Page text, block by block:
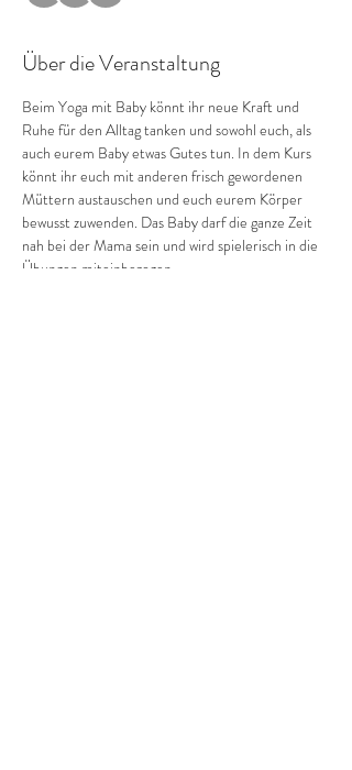
Über die Veranstaltung
Beim Yoga mit Baby könnt ihr neue Kraft und
Ruhe für den Alltag tanken und sowohl euch, als
auch eurem Baby etwas Gutes tun. In dem Kurs
könnt ihr euch mit anderen frisch gewordenen
Müttern austauschen und euch eurem Körper
bewusst zuwenden. Das Baby darf die ganze Zeit
nah bei der Mama sein und wird spielerisch in die
Übungen miteinbezogen.